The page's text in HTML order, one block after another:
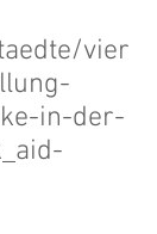
vier
in-der-